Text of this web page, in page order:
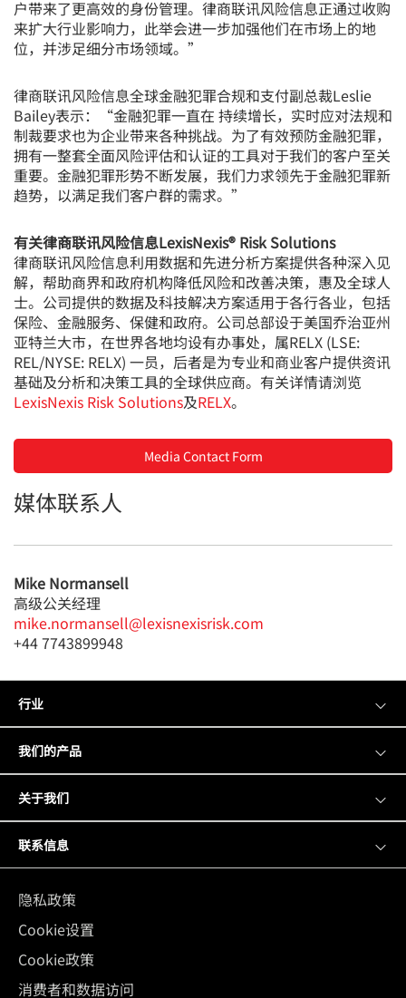
户带来了更高效的身份管理。律商联讯风险信息正通过收购
来扩大行业影响力，此举会进一步加强他们在市场上的地
位，并涉足细分市场领域。”
律商联讯风险信息全球金融犯罪合规和支付副总裁Leslie
Bailey表示：“金融犯罪一直在 持续增长，实时应对法规和
制裁要求也为企业带来各种挑战。为了有效预防金融犯罪，
拥有一整套全面风险评估和认证的工具对于我们的客户至关
重要。金融犯罪形势不断发展，我们力求领先于金融犯罪新
趋势，以满足我们客户群的需求。”
有关律商联讯风险信息LexisNexis® Risk Solutions
律商联讯风险信息利用数据和先进分析方案提供各种深入见
解，帮助商界和政府机构降低风险和改善决策，惠及全球人
士。公司提供的数据及科技解决方案适用于各行各业，包括
保险、金融服务、保健和政府。公司总部设于美国乔治亚州
亚特兰大市，在世界各地均设有办事处，属RELX (LSE:
REL/NYSE: RELX) 一员，后者是为专业和商业客户提供资讯
基础及分析和决策工具的全球供应商。有关详情请浏览
LexisNexis Risk Solutions及RELX。
Media Contact Form
媒体联系人
Mike Normansell
高级公关经理
mike.normansell@lexisnexisrisk.com
+44 7743899948
行业
我们的产品
关于我们
联系信息
隐私政策
Cookie设置
Cookie政策
消费者和数据访问